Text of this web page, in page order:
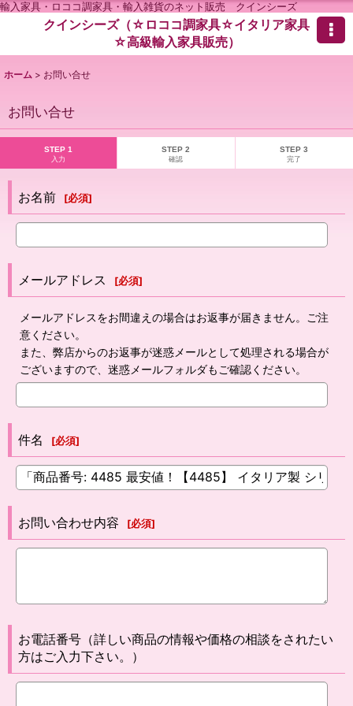
輸入家具・ロココ調家具・輸入雑貨のネット販売 クインシーズ
クインシーズ（☆ロココ調家具☆イタリア家具
☆高級輸入家具販売）
ホーム > お問い合せ
お問い合せ
STEP 1
入力
STEP 2
確認
STEP 3
完了
お名前 [必須]
メールアドレス [必須]
メールアドレスをお間違えの場合はお返事が届きません。ご注
意ください。
また、弊店からのお返事が迷惑メールとして処理される場合が
ございますので、迷惑メールフォルダもご確認ください。
件名 [必須]
お問い合わせ内容 [必須]
お電話番号（詳しい商品の情報や価格の相談をされたい
方はご入力下さい。）